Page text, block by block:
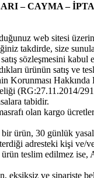
– CAYMA –
web sitesi
takdirde, size
sözleşmesini kabul
ürünün satış ve
Korunması
(RG:27.11.2014/
tabidir.
olan kargo
bir ürün, 30 günlük
adresteki kişi ve/
teslim edilmez ise,
eksiksiz ve siparişte